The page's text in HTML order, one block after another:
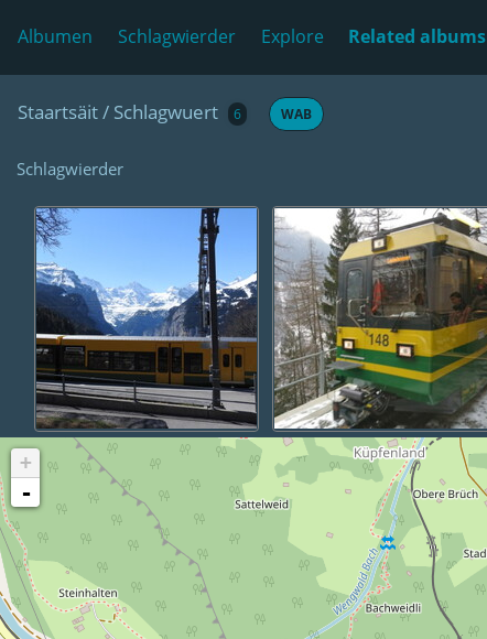
Albumen Schlagwierder Explore Related albums
Staartsäit/ Schlagwuert 6 WAB
Schlagwierder
+
-